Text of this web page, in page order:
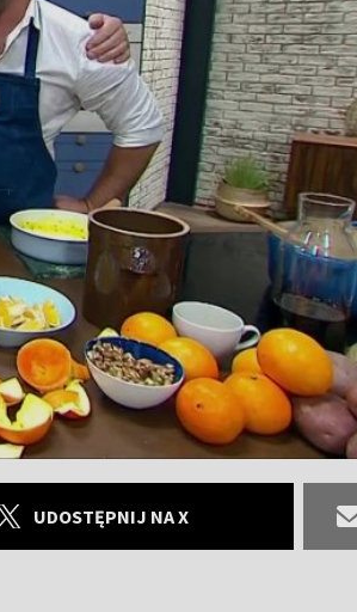
UDOSTĘPNIJ NA X